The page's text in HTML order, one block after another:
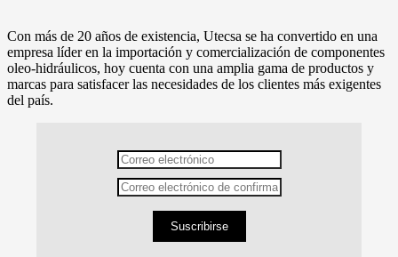
Con más de 20 años de existencia, Utecsa se ha convertido en una
empresa líder en la importación y comercialización de componentes
oleo-hidráulicos, hoy cuenta con una amplia gama de productos y
marcas para satisfacer las necesidades de los clientes más exigentes
del país.
Suscribirse